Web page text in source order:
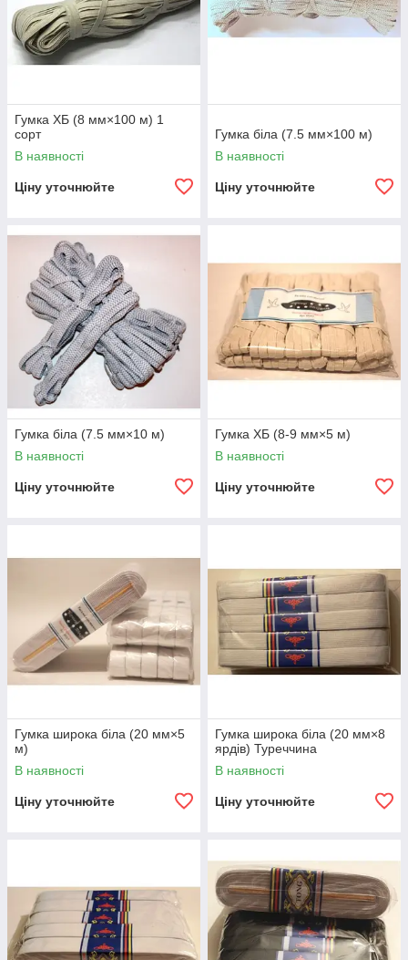
Гумка ХБ (8 мм×100 м) 1
сорт
В наявності
Ціну уточнюйте
Гумка біла (7.5 мм×100 м)
В наявності
Ціну уточнюйте
Гумка біла (7.5 мм×10 м)
В наявності
Ціну уточнюйте
Гумка ХБ (8-9 мм×5 м)
В наявності
Ціну уточнюйте
Гумка широка біла (20 мм×5
м)
В наявності
Ціну уточнюйте
Гумка широка біла (20 мм×8
ярдів) Туреччина
В наявності
Ціну уточнюйте